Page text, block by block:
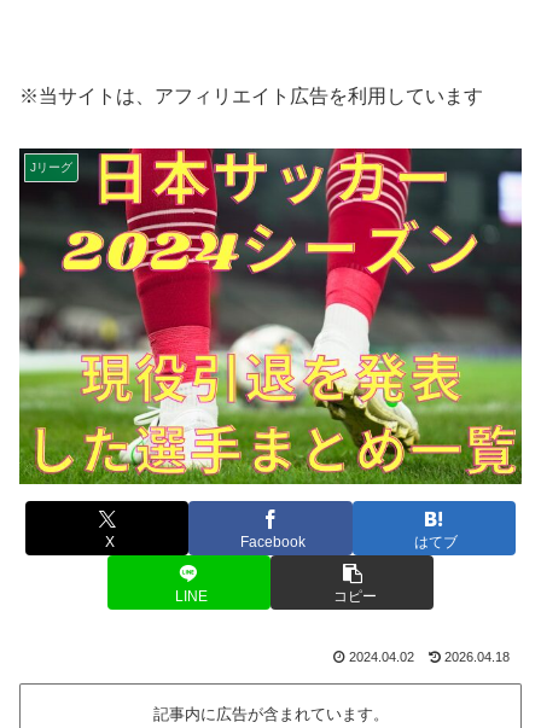
※当サイトは、アフィリエイト広告を利用しています
Jリーグ
X Facebook はてブ
LINE コピー
2024.04.02 2026.04.18
記事内に広告が含まれています。